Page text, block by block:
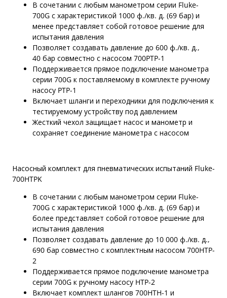
В сочетании с любым манометром серии Fluke-
700G с характеристикой 1000 ф./кв. д. (69 бар) и
менее представляет собой готовое решение для
испытания давления
Позволяет создавать давление до 600 ф./кв. д.,
40 бар совместно с насосом 700PTP-1
Поддерживается прямое подключение манометра
серии 700G к поставляемому в комплекте ручному
насосу PTP-1
Включает шланги и переходники для подключения к
тестируемому устройству под давлением
Жесткий чехол защищает насос и манометр и
сохраняет соединение манометра с насосом
Насосный комплект для пневматических испытаний Fluke-
700HTPK
В сочетании с любым манометром серии Fluke-
700G с характеристикой 1000 ф./кв. д. (69 бар) и
более представляет собой готовое решение для
испытания давления
Позволяет создавать давление до 10 000 ф./кв. д.,
690 бар совместно с комплектным насосом 700HTP-
2
Поддерживается прямое подключение манометра
серии 700G к ручному насосу HTP-2
Включает комплект шлангов 700HTH-1 и